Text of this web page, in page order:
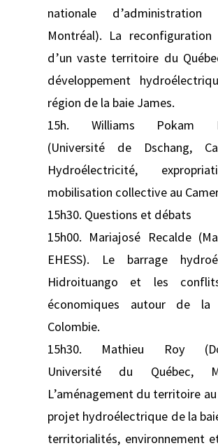
nationale d’administration
Montréal). La reconfiguration
d’un vaste territoire du
développement
région de la baie James.
15h. Williams Pokam
(Université de Dschang,
Hydroélectricité,
mobilisation collective au
15h30. Questions et débats
15h00. Mariajosé Recalde
EHESS). Le barrage
Hidroituango et les
économiques autour de
Colombie.
15h30. Mathieu Roy
Université du Québec,
L’aménagement du territoire
projet hydroélectrique de la
territorialités, environnement